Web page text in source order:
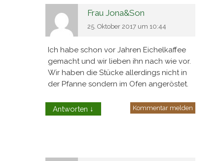
Frau Jona&Son
25. Oktober 2017 um 10:44
Ich habe schon vor Jahren Eichelkaffee
gemacht und wir lieben ihn nach wie vor.
Wir haben die Stücke allerdings nicht in
der Pfanne sondern im Ofen angeröstet.
Antworten ↓ Kommentar melden